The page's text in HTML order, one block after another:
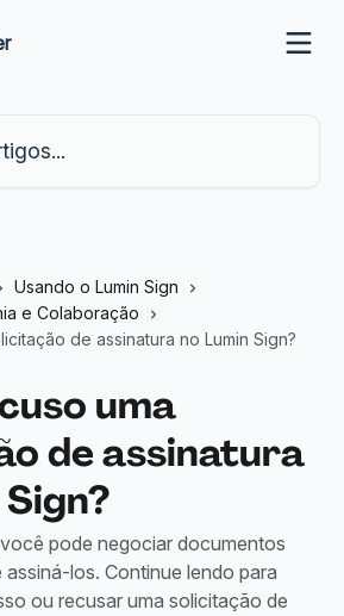
Usando o Lumin Sign
e Colaboração
de assinatura no Lumin Sign?
uma
de assinatura
pode negociar documentos
los. Continue lendo para
ou recusar uma solicitação de